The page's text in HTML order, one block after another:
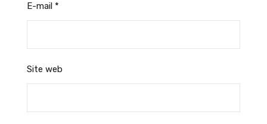
E-mail *
Site web